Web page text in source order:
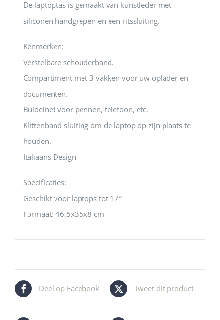
De laptoptas is gemaakt van kunstleder met
siliconen handgrepen en een ritssluiting.
Kenmerken:
Verstelbare schouderband.
Compartiment met 3 vakken voor uw oplader en
documenten.
Buidelnet voor pennen, telefoon, etc.
Klittenband sluiting om de laptop op zijn plaats te
houden.
Italiaans Design
Specificaties:
Geschikt voor laptops tot 17″
Formaat: 46,5x35x8 cm
Deel op Facebook Tweet dit product